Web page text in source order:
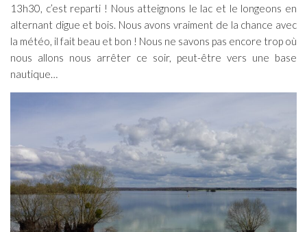
13h30, c’est reparti ! Nous atteignons le lac et le longeons en
alternant digue et bois. Nous avons vraiment de la chance avec
la météo, il fait beau et bon ! Nous ne savons pas encore trop où
nous allons nous arrêter ce soir, peut-être vers une base
nautique…